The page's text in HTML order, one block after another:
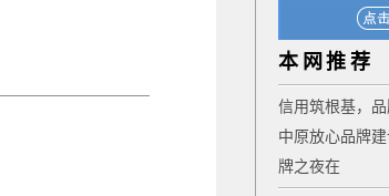
本网推荐
信用筑根基，
中原放心品牌
牌之夜在